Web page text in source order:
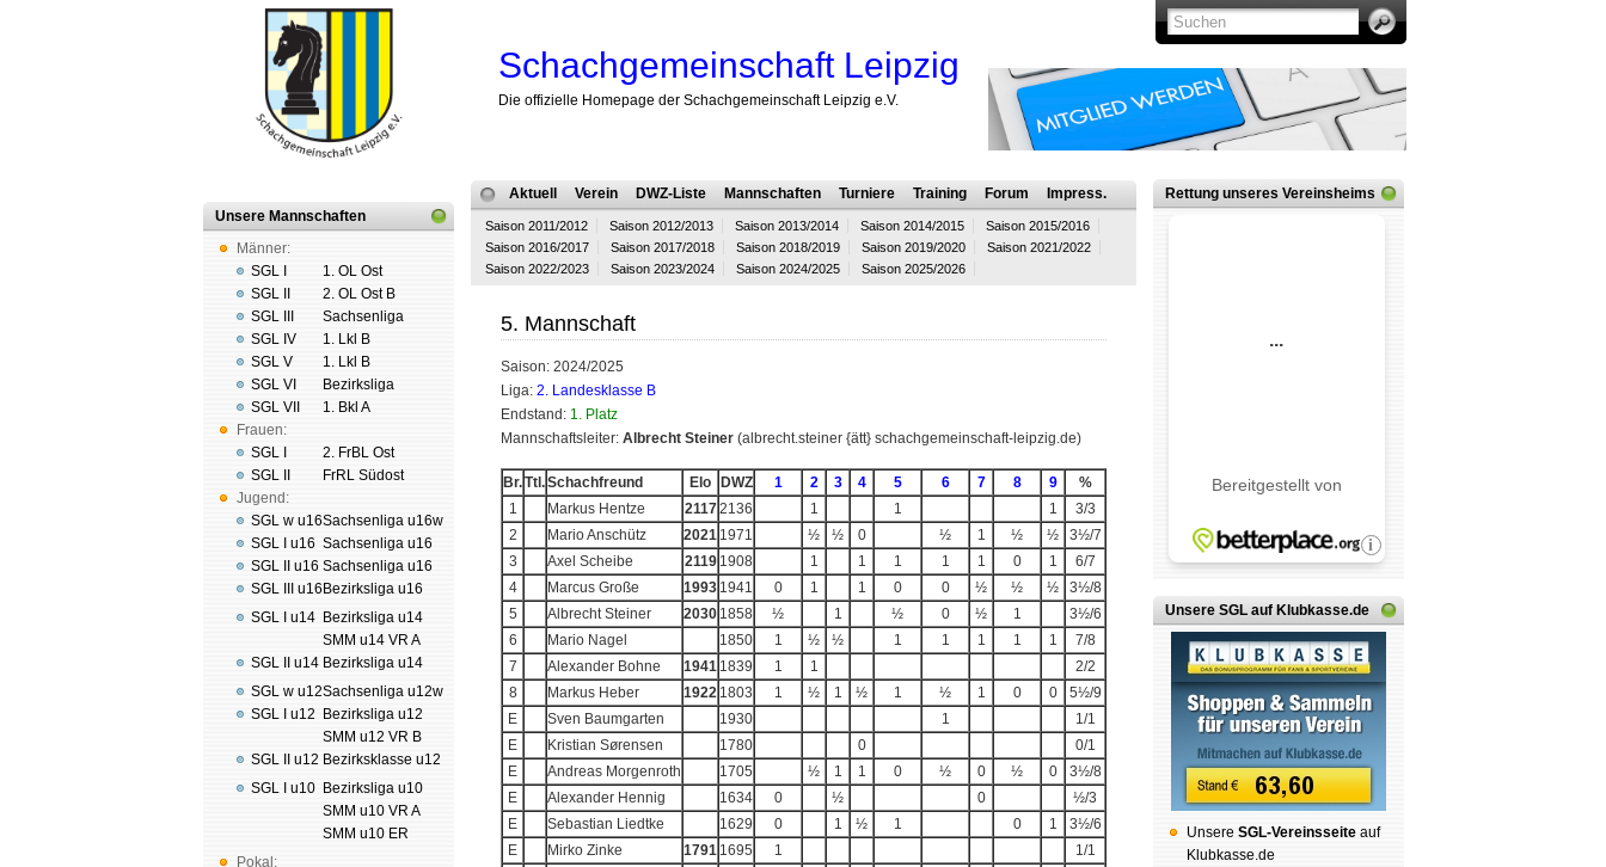
Schachgemeinschaft Leipzig
Die offizielle Homepage der Schachgemeinschaft Leipzig e.V.
Unsere Mannschaften
Männer:
SGL I
SGL II
SGL III
SGL IV
SGL V
SGL VI
SGL VII
Frauen:
SGL I
SGL II
Jugend:
SGL w u16
SGL I u16
SGL II u16
SGL III u16
SGL I u14
SGL II u14
SGL w u12
SGL I u12
SGL II u12
SGL I u10
Pokal:
1. OL Ost
2. OL Ost B
Sachsenliga
1. Lkl B
1. Lkl B
Bezirksliga
1. Bkl A
2. FrBL Ost
FrRL Südost
Sachsenliga u16w
Sachsenliga u16
Sachsenliga u16
Bezirksliga u16
Bezirksliga u14
SMM u14 VR A
Bezirksliga u14
Sachsenliga u12w
Bezirksliga u12
SMM u12 VR B
Bezirksklasse u12
Bezirksliga u10
SMM u10 VR A
SMM u10 ER
Aktuell Verein DWZ-Liste Mannschaften Turniere Training Forum Impress.
Saison 2011/2012 Saison 2012/2013 Saison 2013/2014 Saison 2014/2015
Saison 2015/2016
Saison 2016/2017
Saison 2017/2018 Saison 2018/2019 Saison 2019/2020
Saison 2021/2022
Saison 2022/2023
Saison 2023/2024 Saison 2024/2025 Saison 2025/2026
5. Mannschaft
Saison: 2024/2025
Liga: 2. Landesklasse B
Endstand: 1. Platz
Mannschaftsleiter: Albrecht Steiner (albrecht.steiner {ätt} schachgemeinschaft-leipzig.de)
Br.Ttl.Schachfreund Elo DWZ 1 2 3 4 5 6 7 8 9
%
1
Markus Hentze 21172136 1 1 1
3/3
2
Mario Anschütz 2021 1971 ½ ½ 0 ½ 1 ½ ½
3½/7
3
Axel Scheibe 2119 1908 1 1 1 1 1 0 1
6/7
4
Marcus Große 1993 1941 0 1 1 0 0 ½ ½ ½
3½/8
5
Albrecht Steiner 2030 1858 ½ 1 ½ 0 ½ 1
3½/6
6
Mario Nagel 1850 1 ½ ½ 1 1 1 1 1
7/8
7
Alexander Bohne 1941 1839 1 1
2/2
8
Markus Heber 1922 1803 1 ½ 1 ½ 1 ½ 1 0 0
5½/9
E
Sven Baumgarten 1930 1
1/1
E
Kristian Sørensen 1780 0
0/1
E
Andreas Morgenroth 1705 ½ 1 1 0 ½ 0 ½ 0
3½/8
E
Alexander Hennig 1634 0 ½ 0
½/3
E
Sebastian Liedtke 1629 0 1 ½ 1 0 1
3½/6
E
Mirko Zinke 1791 1695 1
1/1
Rettung unseres Vereinsheims
Unsere SGL auf Klubkasse.de
Unsere SGL-Ver­eins­sei­te auf
Klubkasse.de